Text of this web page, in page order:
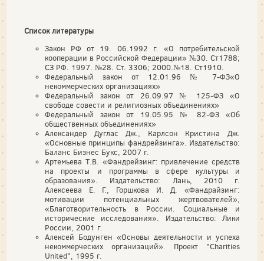
Список литературы
Закон РФ от 19. 06.1992 г. «О потребительской
кооперации в Российской Федерации» №30. Ст1788;
СЗ РФ. 1997. №28. Ст. 3306; 2000.№18. Ст1910.
Федеральный закон от 12.01.96 № 7-ФЗ«О
некоммерческих организациях»
Федеральный закон от 26.09.97 № 125-ФЗ «О
свободе совести и религиозных объединениях»
Федеральный закон от 19.05.95 № 82-ФЗ «Об
общественных объединениях»
Александер Дуглас Дж., Карлсон Кристина Дж.
«Основные принципы фандрейзинга». Издательство:
Баланс Бизнес Букс, 2007 г.
Артемьева Т.В. «Фандрейзинг: привлечение средств
на проекты и программы в сфере культуры и
образования». Издательство: Лань, 2010 г.
Алексеева Е. Г., Горшкова И. Д. «Фандрайзинг:
мотивации потенциальных жертвователей»,
«Благотворительность в России. Социальные и
исторические исследования». Издательство: Лики
России, 2001 г.
Алексей Бодунген «Основы деятельности и успеха
некоммерческих организаций». Проект "Charities
United", 1995 г.